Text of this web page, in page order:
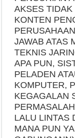
AKSES TIDAK
KONTEN
JAWAB ATAS
TEKNIS
APA PUN,
PELADEN
KOMPUTER,
KEGAGALAN
LALU LINTAS
MANA PUN